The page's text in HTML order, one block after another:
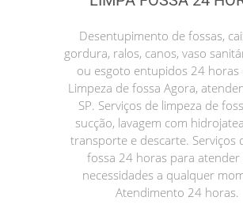
Desentupimento de fossas,
gordura, ralos, canos, vaso
ou esgoto entupidos 24 horas
Limpeza de fossa Agora,
SP. Serviços de limpeza de
sucção, lavagem com
transporte e descarte. Serviços
fossa 24 horas para atender
necessidades a qualquer
Atendimento 24 horas.